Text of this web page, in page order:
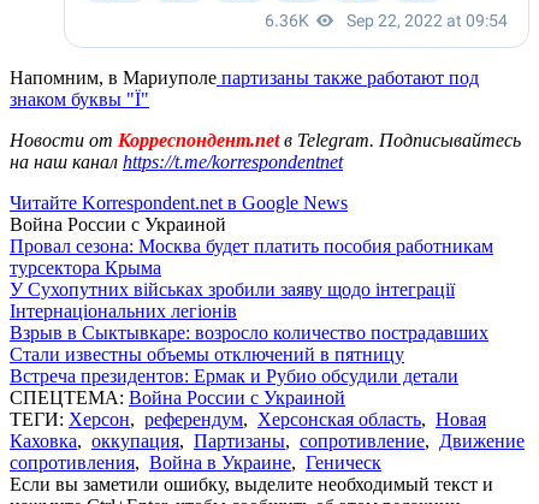
Напомним, в Мариуполе партизаны также работают под
знаком буквы "Ї"
Новости от Корреспондент.netв Telegram. Подписывайтесь
на наш канал https://t.me/korrespondentnet
Читайте Korrespondent.net в Google News
Война России с Украиной
Провал сезона: Москва будет платить пособия работникам
турсектора Крыма
У Сухопутних військах зробили заяву щодо інтеграції
Інтернаціональних легіонів
Взрыв в Сыктывкаре: возросло количество пострадавших
Стали известны объемы отключений в пятницу
Встреча президентов: Ермак и Рубио обсудили детали
СПЕЦТЕМА: Война России с Украиной
ТЕГИ: Херсон, референдум, Херсонская область, Новая
Каховка, оккупация, Партизаны, сопротивление, Движение
сопротивления, Война в Украине, Геническ
Если вы заметили ошибку, выделите необходимый текст и